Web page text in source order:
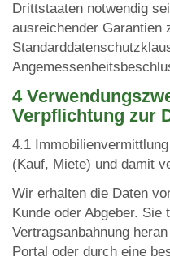
Drittstaaten notwendig
ausreichender Garantien
4
Verpflichtung zur
4.1
(Kauf, Miete) und damit
Wir erhalten die Daten
Kunde oder Abgeber. Sie
Vertragsanbahnung
Portal oder durch eine